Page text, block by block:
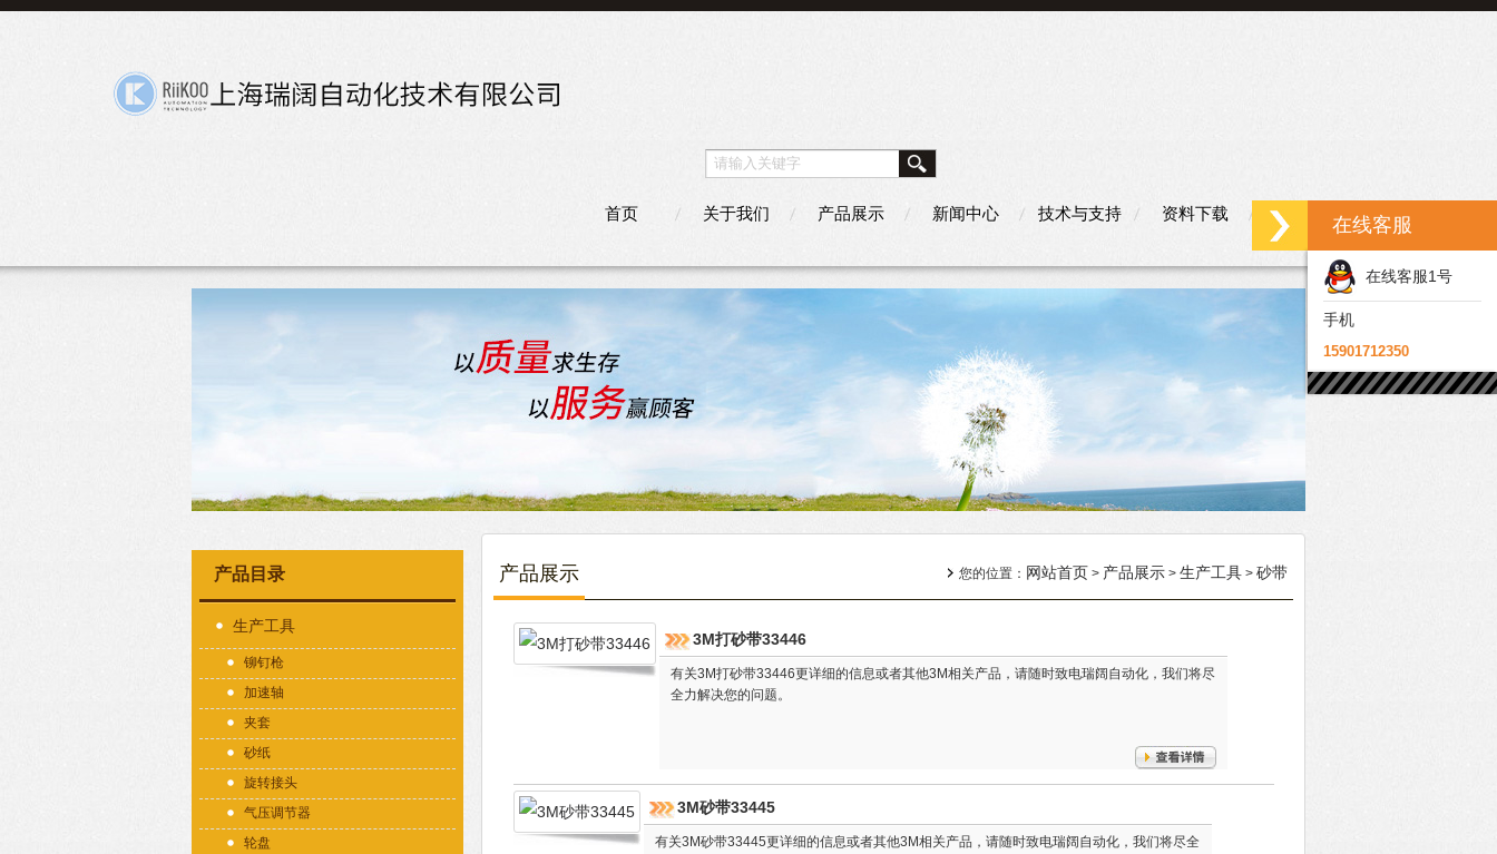
首页 关于我们 产品展示 新闻中心 技术与支持 资料下载 联系我们
产品目录
生产工具
铆钉枪
加速轴
夹套
砂纸
旋转接头
气压调节器
轮盘
产品展示 您的位置： 网站首页 > 产品展示 > 生产工具 > 砂带
3M打砂带33446
有关3M打砂带33446更详细的信息或者其他3M相关产品，请随时致电瑞阔自动化，我们将尽
全力解决您的问题。
3M砂带33445
有关3M砂带33445更详细的信息或者其他3M相关产品，请随时致电瑞阔自动化，我们将尽全
在线客服
在线客服1号
手机
15901712350